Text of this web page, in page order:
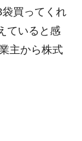
買ってくれ
ていると感
主から株式